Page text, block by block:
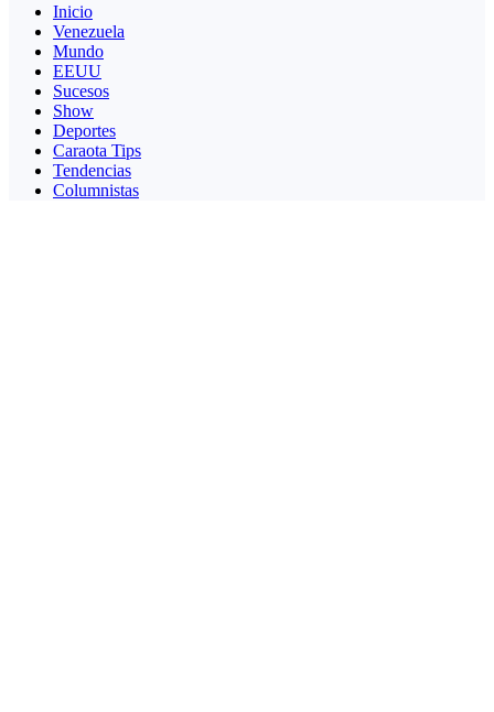
Inicio
Venezuela
Mundo
EEUU
Sucesos
Show
Deportes
Caraota Tips
Tendencias
Columnistas